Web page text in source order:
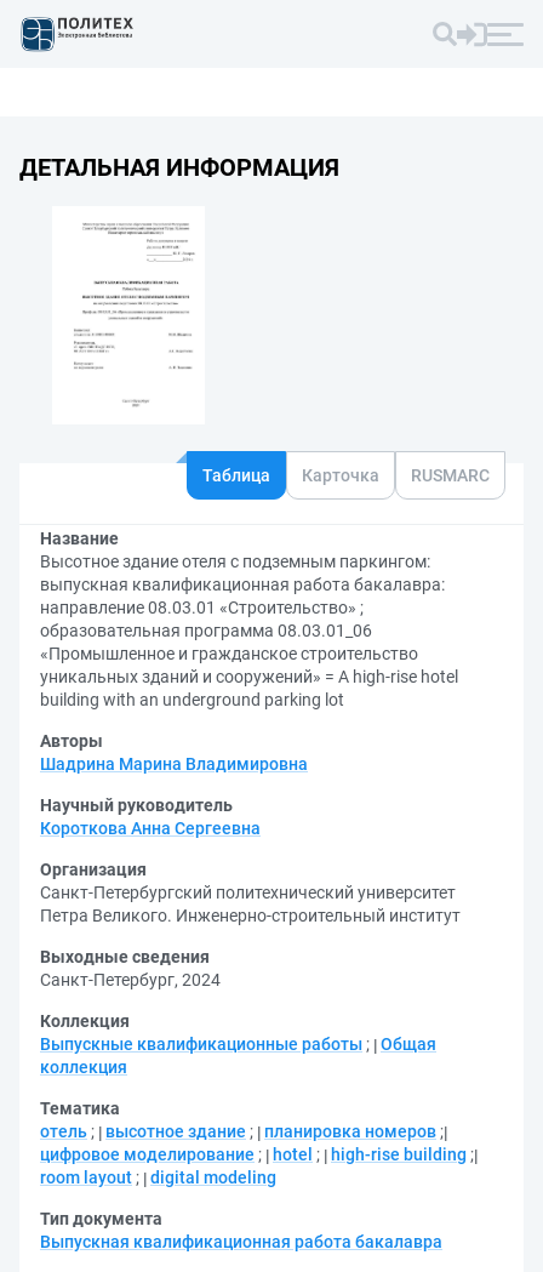
ДЕТАЛЬНАЯ ИНФОРМАЦИЯ
Таблица Карточка RUSMARC
Название
Высотное здание отеля с подземным паркингом:
выпускная квалификационная работа бакалавра:
направление 08.03.01 «Строительство» ;
образовательная программа 08.03.01_06
«Промышленное и гражданское строительство
уникальных зданий и сооружений» = A high-rise hotel
building with an underground parking lot
Авторы
Шадрина Марина Владимировна
Научный руководитель
Короткова Анна Сергеевна
Организация
Санкт-Петербургский политехнический университет
Петра Великого. Инженерно-строительный институт
Выходные сведения
Санкт-Петербург, 2024
Коллекция
Выпускные квалификационные работы ; Общая
коллекция
Тематика
отель ; высотное здание ; планировка номеров ;
цифровое моделирование ; hotel ; high-rise building ;
room layout ; digital modeling
Тип документа
Выпускная квалификационная работа бакалавра